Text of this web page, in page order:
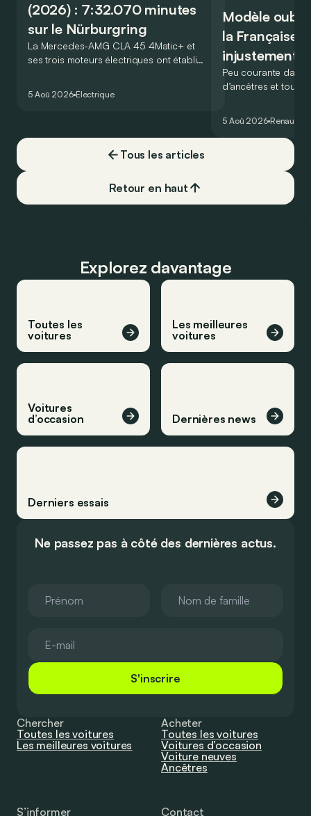
(2026) : 7:32.070 minutes
sur le Nürburgring
La Mercedes-AMG CLA 45 4Matic+ et
ses trois moteurs électriques ont établi
circuit du Nürburgring… mais lequel ?
5 Aoû 2026 Électrique
Modèle
la Française
injustement
Peu courante dans
d’ancêtres et
proposait en 1965
!
5 Aoû 2026 Renault
Tous les articles
Retour en haut
Explorez davantage
Toutes les
voitures
Les meilleures
voitures
Voitures
d’occasion
Dernières news
Derniers essais
Ne passez pas à côté des dernières actus.
S'inscrire
Chercher
Toutes les voitures
Les meilleures voitures
Acheter
Toutes les voitures
Voitures d’occasion
Voiture neuves
Ancêtres
S’informer Contact